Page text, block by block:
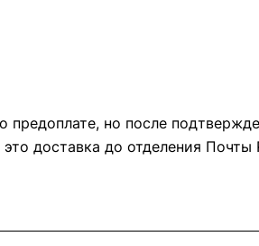
предоплате, но после
доставка до отделения